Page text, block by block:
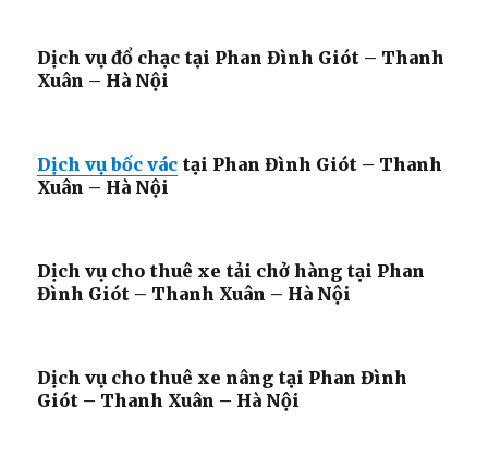
Dịch vụ đổ chạc tại Phan Đình Giót – Thanh
Xuân – Hà Nội
Dịch vụ bốc vác tại Phan Đình Giót – Thanh
Xuân – Hà Nội
Dịch vụ cho thuê xe tải chở hàng tại Phan
Đình Giót – Thanh Xuân – Hà Nội
Dịch vụ cho thuê xe nâng tại Phan Đình
Giót – Thanh Xuân – Hà Nội